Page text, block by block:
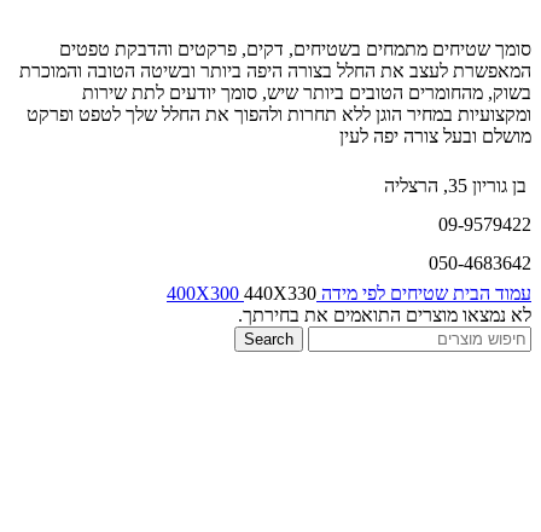
סומך שטיחים מתמחים בשטיחים, דקים, פרקטים והדבקת טפטים
המאפשרת לעצב את החלל בצורה היפה ביותר ובשיטה הטובה והמוכרת
בשוק, מהחומרים הטובים ביותר שיש, סומך יודעים לתת שירות
ומקצועיות במחיר הוגן ללא תחרות ולהפוך את החלל שלך לטפט ופרקט
מושלם ובעל צורה יפה לעין
בן גוריון 35, הרצליה
09-9579422
050-4683642
עמוד הבית שטיחים לפי מידה 400X300 440X330
לא נמצאו מוצרים התואמים את בחירתך.
Search